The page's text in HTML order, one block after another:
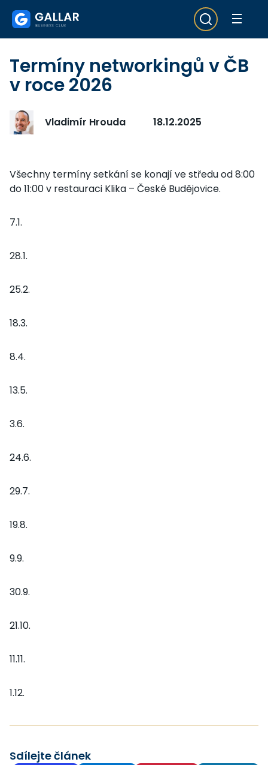
Termíny networkingů v ČB
v roce 2026
Vladimír Hrouda 18.12.2025
Všechny termíny setkání se konají ve středu od 8:00
do 11:00 v restauraci Klika – České Budějovice.
7.1.
28.1.
25.2.
18.3.
8.4.
13.5.
3.6.
24.6.
29.7.
19.8.
9.9.
30.9.
21.10.
11.11.
1.12.
Sdílejte článek